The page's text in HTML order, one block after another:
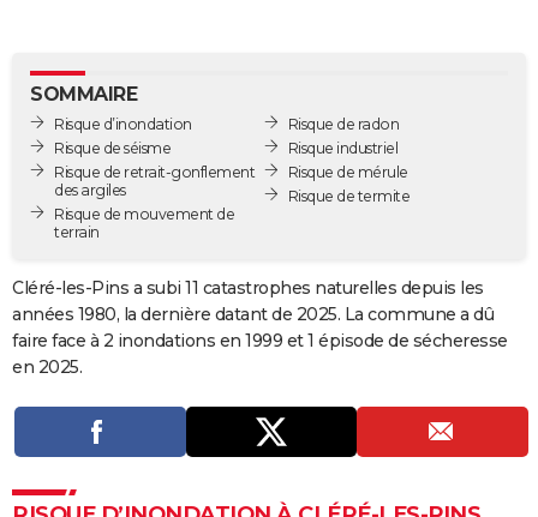
GUIDES D'ACHAT
BONS PLANS
CARTE DE VOEUX
Carte de Noël
Carte Bonne année
Carte Saint-Valentin
Carte Pâques
Carte d'anniversaire
DICTIONNAIRE
COPAINS D'AVANT
S'inscrire
Se connecter
Lycées
Collèges
Primaires
Universités
Entreprises
Service militaire
Avis de recherche
AVIS DE DÉCÈS
Bricolage
Lifestyle
Culture
Sport
Auto
Television
Voyage
Cinema
SOMMAIRE
Risque d’inondation
Risque de séisme
Risque de retrait-gonflement
des argiles
Risque de mouvement de
terrain
Risque de radon
Risque industriel
Risque de mérule
Risque de termite
Cléré-les-Pins a subi 11 catastrophes naturelles depuis les
années 1980, la dernière datant de 2025. La commune a dû
faire face à 2 inondations en 1999 et 1 épisode de sécheresse
en 2025.